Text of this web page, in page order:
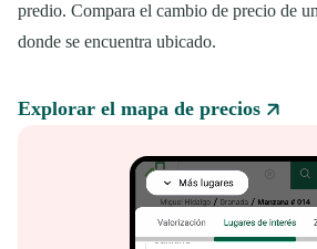
predio. Compara el cambio de precio de
donde se encuentra ubicado.
Explorar el mapa de precios